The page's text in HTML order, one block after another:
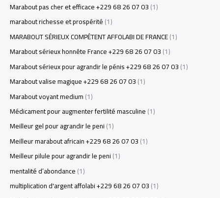
Marabout pas cher et efficace +229 68 26 07 03(1)
marabout richesse et prospérité(1)
MARABOUT SÉRIEUX COMPÉTENT AFFOLABI DE FRANCE(1)
Marabout sérieux honnête France +229 68 26 07 03(1)
Marabout sérieux pour agrandir le pénis +229 68 26 07 03(1)
Marabout valise magique +229 68 26 07 03(1)
Marabout voyant medium(1)
Médicament pour augmenter fertilité masculine(1)
Meilleur gel pour agrandir le peni(1)
Meilleur marabout africain +229 68 26 07 03(1)
Meilleur pilule pour agrandir le peni(1)
mentalité d’abondance(1)
multiplication d'argent affolabi +229 68 26 07 03(1)